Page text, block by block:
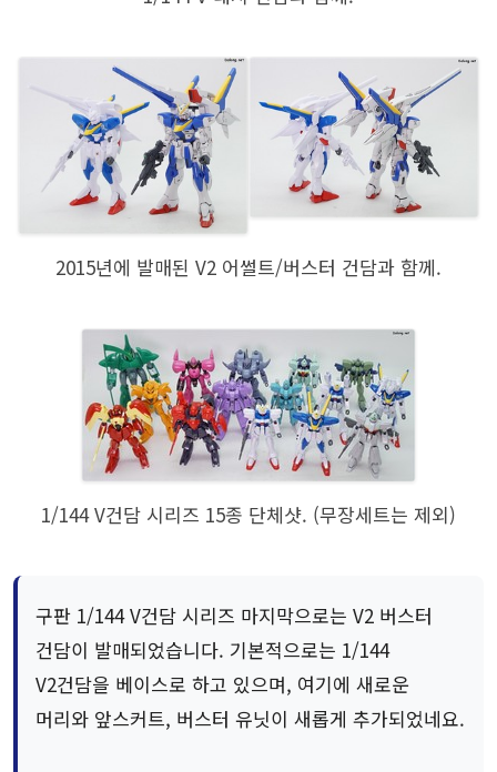
2015년에 발매된 V2 어썰트/버스터 건담과 함께.
1/144 V건담 시리즈 15종 단체샷. (무장세트는 제외)
구판 1/144 V건담 시리즈 마지막으로는 V2 버스터
건담이 발매되었습니다. 기본적으로는 1/144
V2건담을 베이스로 하고 있으며, 여기에 새로운
머리와 앞스커트, 버스터 유닛이 새롭게 추가되었네요.